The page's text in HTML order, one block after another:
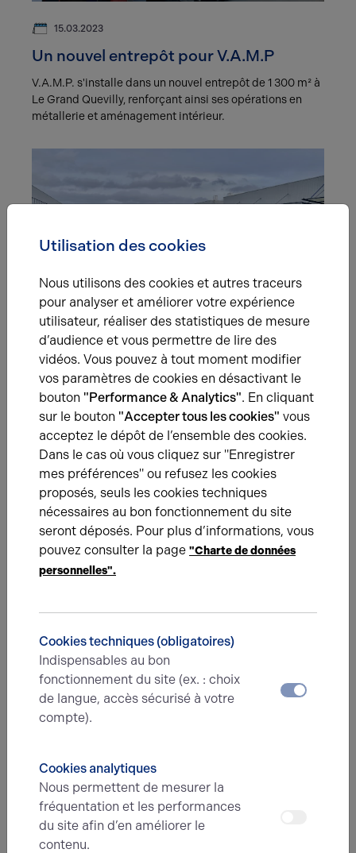
15.03.2023
Un nouvel entrepôt pour V.A.M.P
V.A.M.P. s'installe dans un nouvel entrepôt de 1 300 m² à
Le Grand Quevilly, renforçant ainsi ses opérations en
métallerie et aménagement intérieur.
14.03.2023
Le Groupe Pomona déménage dans un
nouvel entrepôt
Le Groupe Pomona déménage dans un entrepôt de 790
m² à Petit-Quevilly, optimisant ainsi sa distribution
alimentaire sur l’Agglomération Rouennaise.
31.01.2023
Affinicia installe ses bureaux à Rouen
Utilisation des cookies
Nous utilisons des cookies et autres traceurs
pour analyser et améliorer votre expérience
utilisateur, réaliser des statistiques de mesure
d’audience et vous permettre de lire des
vidéos. Vous pouvez à tout moment modifier
vos paramètres de cookies en désactivant le
bouton "Performance & Analytics". En cliquant
sur le bouton "Accepter tous les cookies" vous
acceptez le dépôt de l’ensemble des cookies.
Dans le cas où vous cliquez sur "Enregistrer
mes préférences" ou refusez les cookies
proposés, seuls les cookies techniques
nécessaires au bon fonctionnement du site
seront déposés. Pour plus d’informations, vous
pouvez consulter la page "Charte de données
personnelles".
Cookies techniques (obligatoires)
Indispensables au bon
fonctionnement du site (ex. : choix
de langue, accès sécurisé à votre
compte).
Cookies analytiques
Nous permettent de mesurer la
fréquentation et les performances
du site afin d’en améliorer le
contenu.